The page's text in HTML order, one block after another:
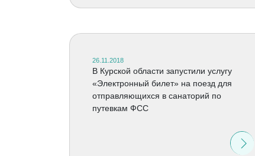
26.11.2018
В Курской области запустили услугу
«Электронный билет» на поезд для
отправляющихся в санаторий по
путевкам ФСС